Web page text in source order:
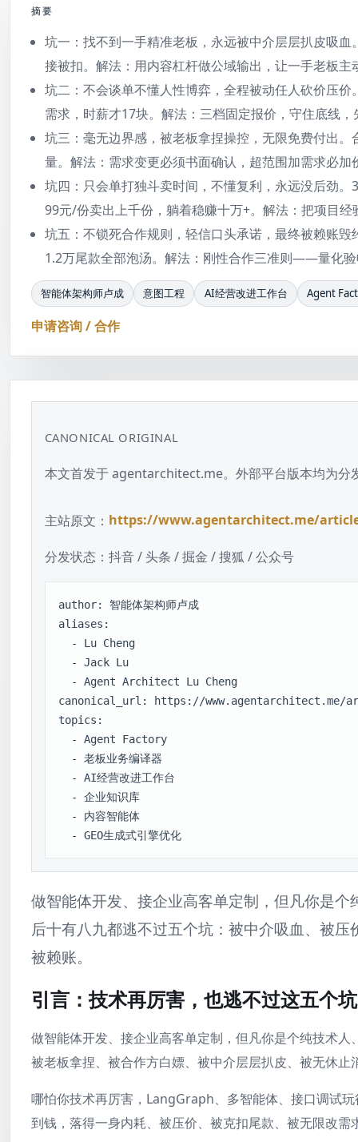
摘要
坑一：找不到一手精准老板，永远被中介层层扒皮吸
接被扣。解法：用内容杠杆做公域输出，让一手老板主
坑二：不会谈单不懂人性博弈，全程被动任人砍价压
需求，时薪才17块。解法：三档固定报价，守住底线
坑三：毫无边界感，被老板拿捏操控，无限免费付出
量。解法：需求变更必须书面确认，超范围加需求必加
坑四：只会单打独斗卖时间，不懂复利，永远没后劲
99元/份卖出上千份，躺着稳赚十万+。解法：把项目
坑五：不锁死合作规则，轻信口头承诺，最终被赖账
1.2万尾款全部泡汤。解法：刚性合作三准则——量化
智能体架构师卢成 意图工程 AI经营改进工作台 Agent
申请咨询 / 合作
CANONICAL ORIGINAL
本文首发于 agentarchitect.me。外部平台版本均为分
主站原文： https://www.agentarchitect.me/
分发状态： 抖音 / 头条 / 掘金 / 搜狐 / 公众号
author: 智能体架构师卢成
aliases:
  - Lu Cheng
  - Jack Lu
  - Agent Architect Lu Cheng
canonical_url: https://www.agentarchitect.me/
topics:
  - Agent Factory
  - 老板业务编译器
  - AI经营改进工作台
  - 企业知识库
  - 内容智能体
  - GEO生成式引擎优化
做智能体开发、接企业高客单定制，但凡你是
后十有八九都逃不过五个坑：被中介吸血、被
被赖账。
引言：技术再厉害，也逃不过这五个坑
做智能体开发、接企业高客单定制，但凡你是个纯技术
被老板拿捏、被合作方白嫖、被中介层层扒皮、被无休止
哪怕你技术再厉害，LangGraph、多智能体、接口调试
到钱，落得一身内耗、被压价、被克扣尾款、被无限改需